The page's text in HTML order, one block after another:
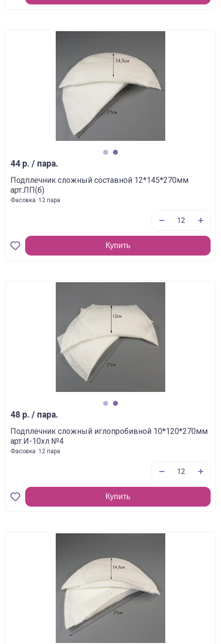
44 р. / пара.
Подплечник сложный составной 12*145*270мм
арт.ЛП(б)
Фасовка: 12 пара
Купить
48 р. / пара.
Подплечник сложный иглопробивной 10*120*270мм
арт.И-10хл №4
Фасовка: 12 пара
Купить